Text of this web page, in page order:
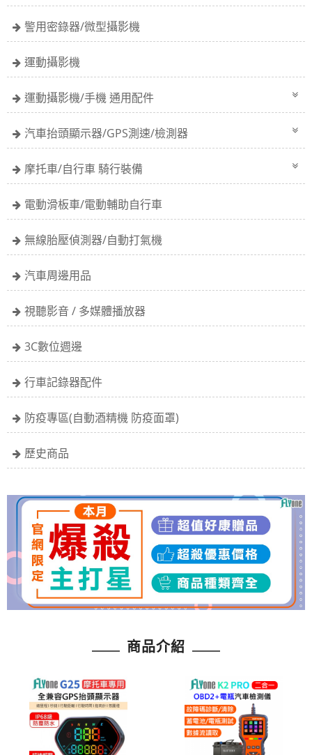
警用密錄器/微型攝影機
運動攝影機
運動攝影機/手機 通用配件
汽車抬頭顯示器/GPS測速/檢測器
摩托車/自行車 騎行裝備
電動滑板車/電動輔助自行車
無線胎壓偵測器/自動打氣機
汽車周邊用品
視聽影音 / 多媒體播放器
3C數位週邊
行車記錄器配件
防疫專區(自動酒精機 防疫面罩)
歷史商品
商品介紹